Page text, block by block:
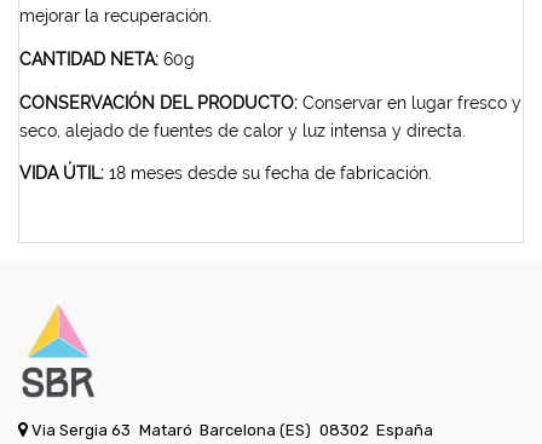
mejorar la recuperación.
CANTIDAD NETA: 60g
CONSERVACIÓN DEL PRODUCTO: Conservar en lugar fresco y
seco, alejado de fuentes de calor y luz intensa y directa.
VIDA ÚTIL: 18 meses desde su fecha de fabricación.
Via Sergia 63 Mataró Barcelona (ES) 08302 España